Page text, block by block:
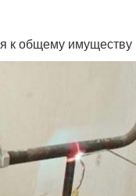
общему имуществу